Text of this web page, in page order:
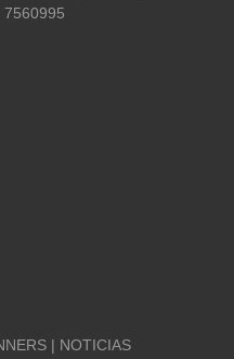
7560995
| NOTICIAS